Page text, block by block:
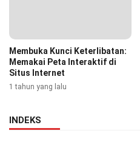
Membuka Kunci Keterlibatan:
Memakai Peta Interaktif di
Situs Internet
1 tahun yang lalu
INDEKS